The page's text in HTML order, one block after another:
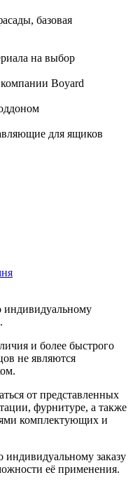
базовая
на выбор
Boyard
для ящиков
индивидуальному
и более быстрого
не являются
от представленных
фурнитуре, а также
комплектующих и
заказу
её применения.